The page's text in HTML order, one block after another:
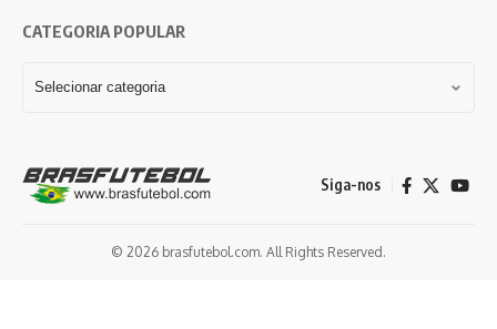
CATEGORIA POPULAR
Siga-nos
© 2026 brasfutebol.com. All Rights Reserved.